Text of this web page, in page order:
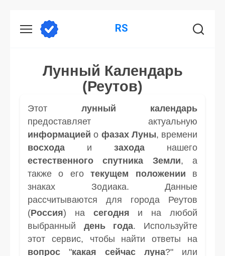
RS
Лунный Календарь
(Реутов)
Этот лунный календарь
предоставляет актуальную
информацией о фазах Луны, времени
восхода и захода нашего
естественного спутника
Земли, а
также о еготекущем положении в
знаках Зодиака. Данные
рассчитываются для города Реутов
(Россия) на сегодня и на любой
выбранный день года. Используйте
этот сервис, чтобы найти ответы на
вопрос "какая сейчас луна?" или